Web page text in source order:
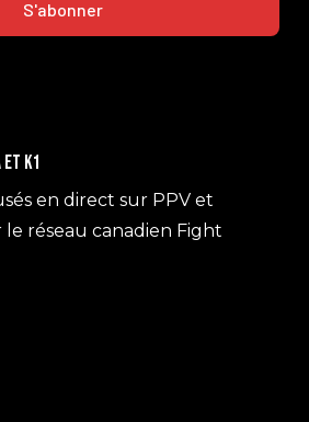
K1
en direct sur PPV et
réseau canadien Fight